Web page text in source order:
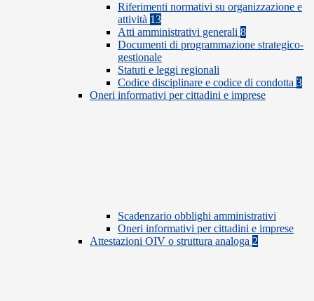
Riferimenti normativi su organizzazione e
attività 13
Atti amministrativi generali 8
Documenti di programmazione strategico-
gestionale
Statuti e leggi regionali
Codice disciplinare e codice di condotta 3
Oneri informativi per cittadini e imprese
Scadenzario obblighi amministrativi
Oneri informativi per cittadini e imprese
Attestazioni OIV o struttura analoga 2